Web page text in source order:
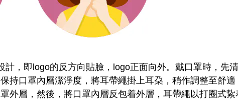
計，即logo的反方向貼臉， logo正面向外。戴口罩時，先
口罩內層潔淨度，將耳帶繩掛上耳朶，稍作調整至舒適
外層，然後，將口罩內層反包着外層，耳帶繩以打圈式紥